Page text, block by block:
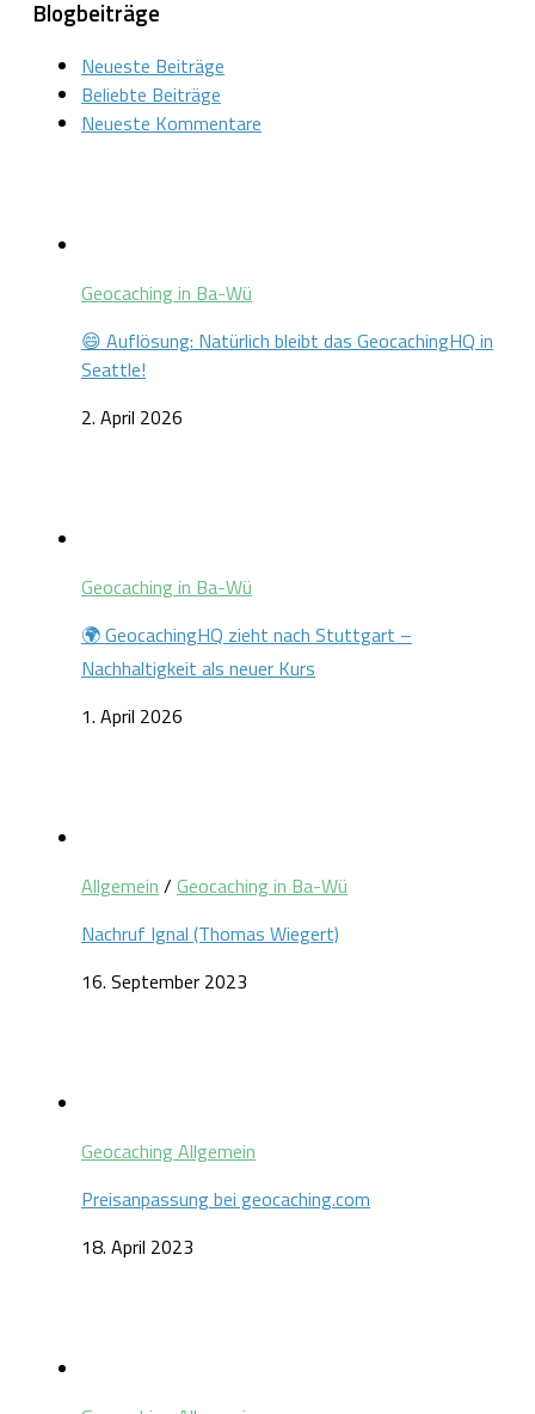
Blogbeiträge
Neueste Beiträge
Beliebte Beiträge
Neueste Kommentare
Geocaching in Ba-Wü
😄 Auflösung: Natürlich bleibt das GeocachingHQ in
Seattle!
2. April 2026
Geocaching in Ba-Wü
🌍 GeocachingHQ zieht nach Stuttgart –
Nachhaltigkeit als neuer Kurs
1. April 2026
Allgemein / Geocaching in Ba-Wü
Nachruf Ignal (Thomas Wiegert)
16. September 2023
Geocaching Allgemein
Preisanpassung bei geocaching.com
18. April 2023